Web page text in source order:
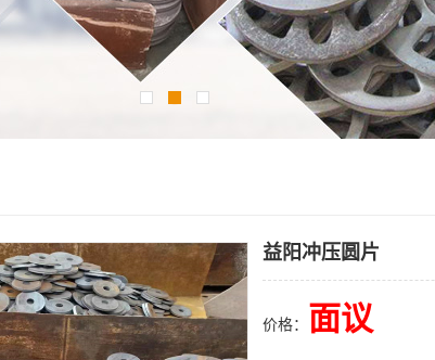
益阳冲压圆片
价格： 面议